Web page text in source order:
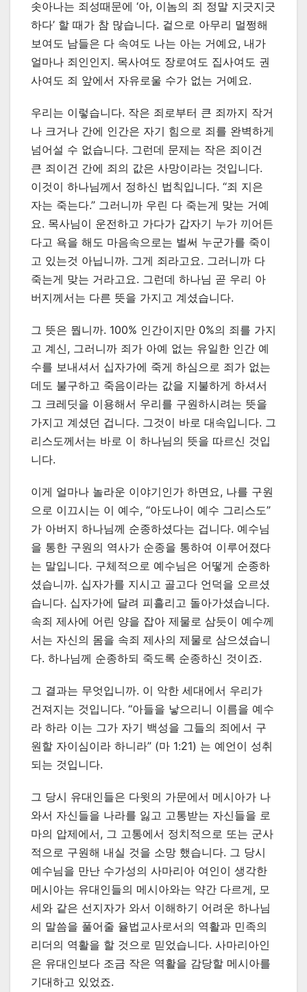
솟아나는 죄성때문에 ‘아, 이놈의 죄 정말 지긋지긋
하다’ 할 때가 참 많습니다. 겉으로 아무리 멀쩡해
보여도 남들은 다 속여도 나는 아는 거예요, 내가
얼마나 죄인인지. 목사여도 장로여도 집사여도 권
사여도 죄 앞에서 자유로울 수가 없는 거예요.
우리는 이렇습니다. 작은 죄로부터 큰 죄까지 작거
나 크거나 간에 인간은 자기 힘으로 죄를 완벽하게
넘어설 수 없습니다. 그런데 문제는 작은 죄이건
큰 죄이건 간에 죄의 값은 사망이라는 것입니다.
이것이 하나님께서 정하신 법칙입니다. “죄 지은
자는 죽는다.” 그러니까 우린 다 죽는게 맞는 거예
요. 목사님이 운전하고 가다가 갑자기 누가 끼어든
다고 욕을 해도 마음속으로는 벌써 누군가를 죽이
고 있는것 아닙니까. 그게 죄라고요. 그러니까 다
죽는게 맞는 거라고요. 그런데 하나님 곧 우리 아
버지께서는 다른 뜻을 가지고 계셨습니다.
그 뜻은 뭡니까. 100% 인간이지만 0%의 죄를 가지
고 계신, 그러니까 죄가 아예 없는 유일한 인간 예
수를 보내셔서 십자가에 죽게 하심으로 죄가 없는
데도 불구하고 죽음이라는 값을 지불하게 하셔서
그 크레딧을 이용해서 우리를 구원하시려는 뜻을
가지고 계셨던 겁니다. 그것이 바로 대속입니다. 그
리스도께서는 바로 이 하나님의 뜻을 따르신 것입
니다.
이게 얼마나 놀라운 이야기인가 하면요, 나를 구원
으로 이끄시는 이 예수, “아도나이 예수 그리스도”
가 아버지 하나님께 순종하셨다는 겁니다. 예수님
을 통한 구원의 역사가 순종을 통하여 이루어졌다
는 말입니다. 구체적으로 예수님은 어떻게 순종하
셨습니까. 십자가를 지시고 골고다 언덕을 오르셨
습니다. 십자가에 달려 피흘리고 돌아가셨습니다.
속죄 제사에 어린 양을 잡아 제물로 삼듯이 예수께
서는 자신의 몸을 속죄 제사의 제물로 삼으셨습니
다. 하나님께 순종하되 죽도록 순종하신 것이죠.
그 결과는 무엇입니까. 이 악한 세대에서 우리가
건져지는 것입니다. “아들을 낳으리니 이름을 예수
라 하라 이는 그가 자기 백성을 그들의 죄에서 구
원할 자이심이라 하니라” (마 1:21) 는 예언이 성취
되는 것입니다.
그 당시 유대인들은 다윗의 가문에서 메시아가 나
와서 자신들을 나라를 잃고 고통받는 자신들을 로
마의 압제에서, 그 고통에서 정치적으로 또는 군사
적으로 구원해 내실 것을 소망 했습니다. 그 당시
예수님을 만난 수가성의 사마리아 여인이 생각한
메시아는 유대인들의 메시아와는 약간 다르게, 모
세와 같은 선지자가 와서 이해하기 어려운 하나님
의 말씀을 풀어줄 율법교사로서의 역활과 민족의
리더의 역활을 할 것으로 믿었습니다. 사마리아인
은 유대인보다 조금 작은 역활을 감당할 메시아를
기대하고 있었죠.